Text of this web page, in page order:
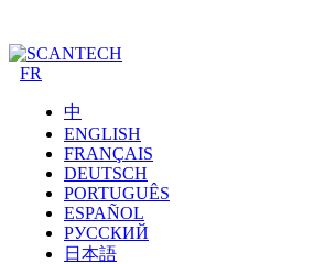
FR
中
ENGLISH
FRANÇAIS
DEUTSCH
PORTUGUÊS
ESPAÑOL
РУССКИЙ
日本語